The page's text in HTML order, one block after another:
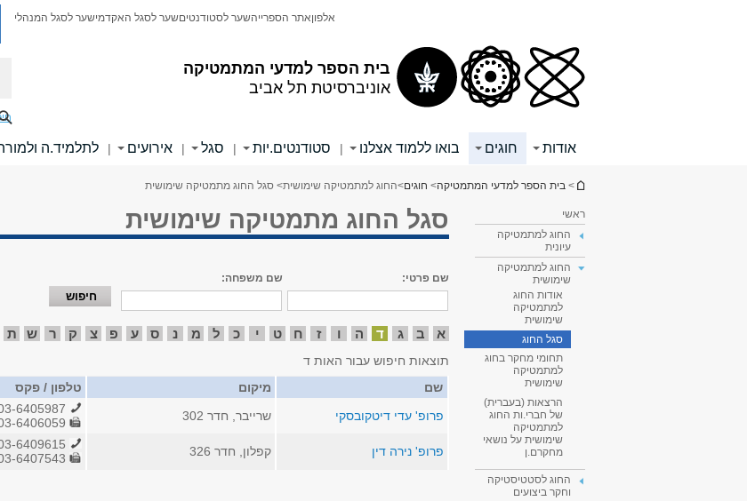
בית הספר למדעי המתמטיקה
אוניברסיטת תל אביב
אלפוןאתר הספרייהשער לסטודנטיםשער לסגל האקדמישער לסגל המנהלי
אודות חוגים בואו ללמוד אצלנו | סטודנטים.יות | סגל | אירועים | לתלמיד.ה
הינך נמצא כאן
> בית הספר למדעי המתמטיקה> חוגים>החוג למתמטיקה שימושית> סגל החוג מתמטיקה שימושית
ראשי
החוג למתמטיקה
עיונית
החוג למתמטיקה
שימושית
אודות החוג
למתמטיקה
שימושית
סגל החוג
תחומי מחקר בחוג
למתמטיקה
שימושית
הרצאות (בעברית)
של חברי.ות החוג
למתמטיקה
שימושית על נושאי
מחקרם.ן
החוג לסטטיסטיקה
וחקר ביצועים
סגל החוג מתמטיקה שימושית
שם פרטי: שם משפחה:
א ב ג ד ה ו ז ח ט י כ ל מ נ ס ע פ צ ק ר ש ת
תוצאות חיפוש עבור האות ד
שם
מיקום טלפון / פקס
פרופ' עדי דיטקובסקי
שרייבר, חדר 302
פרופ' נירה דין
קפלון, חדר 326